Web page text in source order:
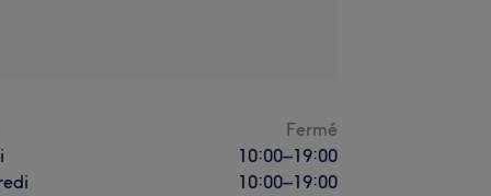
Fermé
10:00–19:00
10:00–19:00